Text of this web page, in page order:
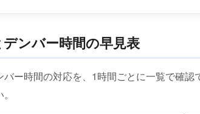
デンバー時間の早見表
バー時間の対応を、1時間ごとに一覧で確